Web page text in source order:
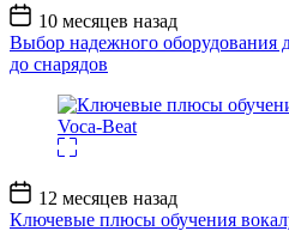
Дата
записи
10 месяцев назад
Выбор надежного оборудования
до снарядов
Дата
записи
12 месяцев назад
Ключевые плюсы обучения